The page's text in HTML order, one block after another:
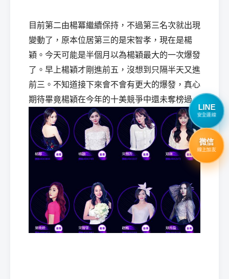
目前第二由楊冪繼續保持，不過第三名次就出現
變動了，原本位居第三的是宋智孝，現在是楊
穎。今天可能是半個月以為楊穎最大的一次爆發
了。早上楊穎才剛進前五，沒想到只隔半天又進
前三。不知道接下來會不會有更大的爆發，真心
期待畢竟楊穎在今年的十美競爭中還未奪榜過。
LINE
安全連線
微信
線上加友